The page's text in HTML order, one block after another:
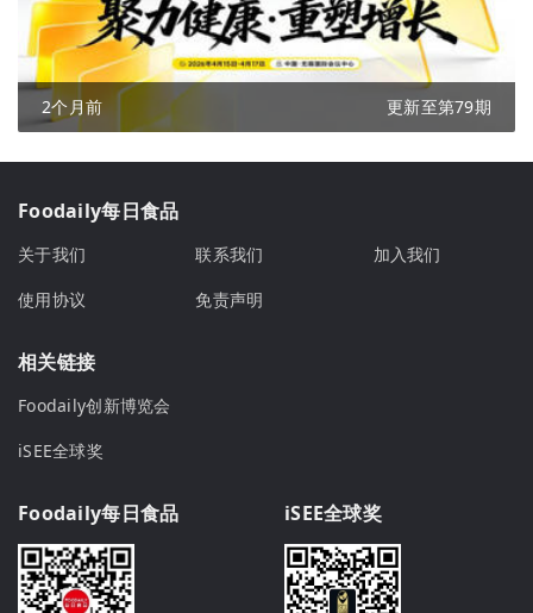
2个月前 更新至第79期
Foodaily每日食品
关于我们 联系我们
加入我们
使用协议
免责声明
相关链接
Foodaily创新博览会
iSEE全球奖
Foodaily每日食品 iSEE全球奖